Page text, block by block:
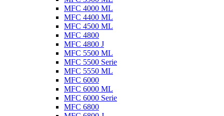
MFC 4000 ML
MFC 4400 ML
MFC 4500 ML
MFC 4800
MFC 4800 J
MFC 5500 ML
MFC 5500 Serie
MFC 5550 ML
MFC 6000
MFC 6000 ML
MFC 6000 Serie
MFC 6800